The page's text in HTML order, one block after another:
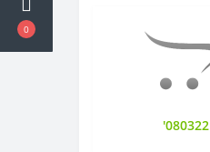
0
'080322